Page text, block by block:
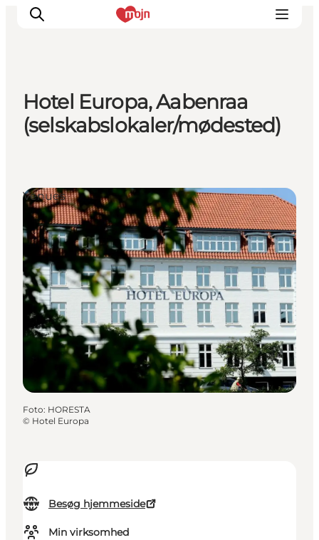
Oplevelser
Byer & Steder
Planlæg din ferie
Booking
Hotel Europa, Aabenraa
(selskabslokaler/mødested)
Besøg hjemmeside
Min virksomhed
Venues
Foto: HORESTA
© Hotel Europa